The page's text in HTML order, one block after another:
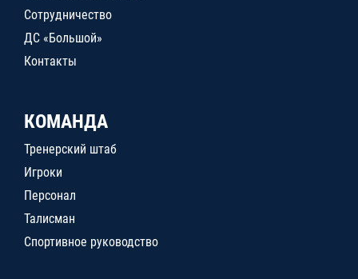
Сотрудничество
ДС «Большой»
Контакты
КОМАНДА
Тренерский штаб
Игроки
Персонал
Талисман
Спортивное руководство